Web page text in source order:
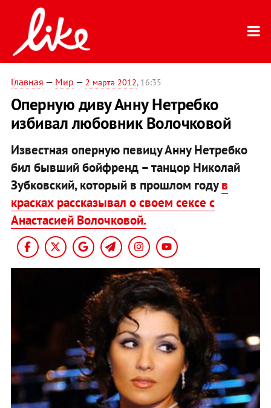
Главная — Мир — 2 марта 2012, 16:35
Оперную диву Анну Нетребко
избивал любовник Волочковой
Известная оперную певицу Анну Нетребко
бил бывший бойфренд – танцор Николай
Зубковский, который в прошлом годув
красках рассказывал о своем сексе с
Анастасией Волочковой.